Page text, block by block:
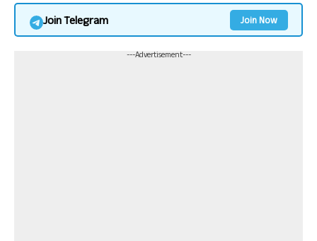
Join Telegram Join Now
---Advertisement---